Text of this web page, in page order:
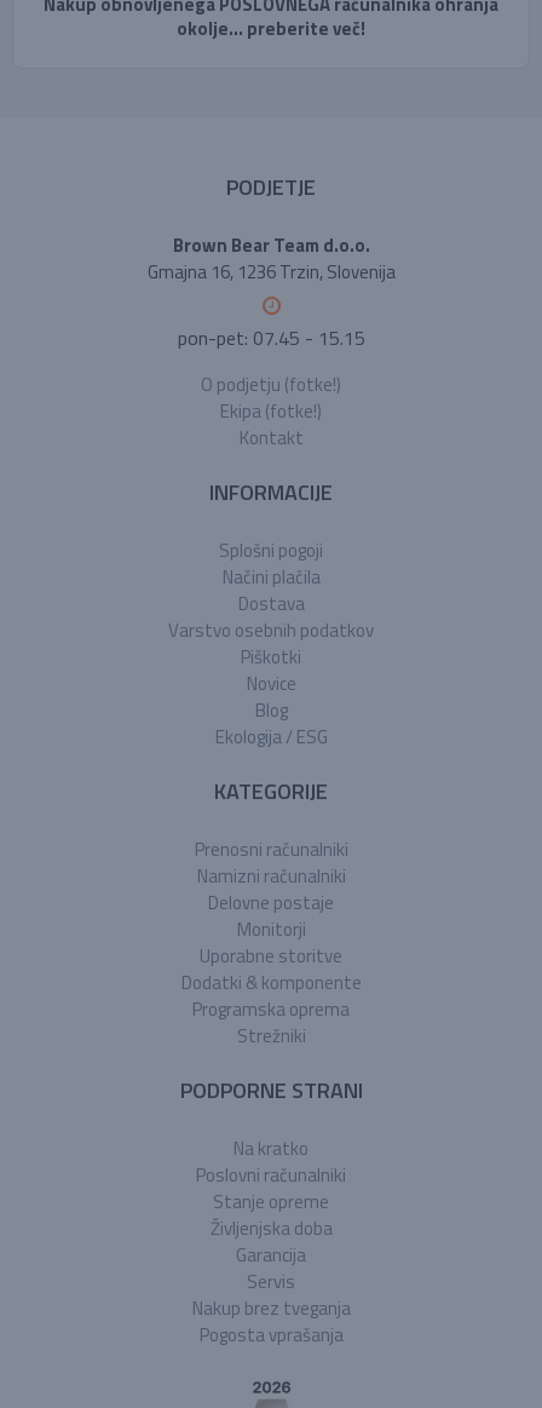
okolje... preberite več!
PODJETJE
Brown Bear Team d.o.o.
Gmajna 16, 1236 Trzin, Slovenija
pon-pet: 07.45 - 15.15
O podjetju (fotke!)
Ekipa (fotke!)
Kontakt
INFORMACIJE
Splošni pogoji
Načini plačila
Dostava
Varstvo osebnih podatkov
Piškotki
Novice
Blog
Ekologija / ESG
KATEGORIJE
Prenosni računalniki
Namizni računalniki
Delovne postaje
Monitorji
Uporabne storitve
Dodatki & komponente
Programska oprema
Strežniki
PODPORNE STRANI
Na kratko
Poslovni računalniki
Stanje opreme
Življenjska doba
Garancija
Servis
Nakup brez tveganja
Pogosta vprašanja